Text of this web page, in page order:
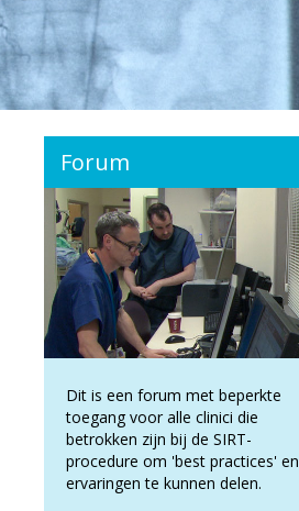
Forum
Dit is een forum met beperkte
toegang voor alle clinici die
betrokken zijn bij de SIRT-
procedure om 'best practices' en
ervaringen te kunnen delen.